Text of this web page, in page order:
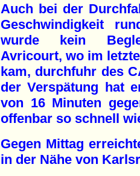
Auch bei der
Geschwindigkeit
wurde kein
Avricourt, wo im
kam, durchfuhr des
der Verspätung hat
von 16 Minuten
offenbar so schnell
Gegen Mittag
in der Nähe von